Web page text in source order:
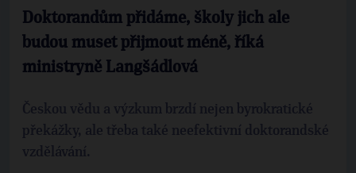
Doktorandům přidáme, školy jich ale
budou muset přijmout méně, říká
ministryně Langšádlová
Českou vědu a výzkum brzdí nejen byrokratické
překážky, ale třeba také neefektivní doktorandské
vzdělávání.